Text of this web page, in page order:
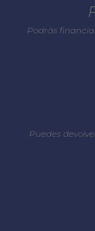
Podrás
Puedes